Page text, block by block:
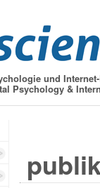
und
Psychology &